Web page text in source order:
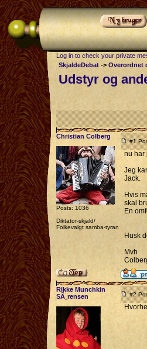
Log in to check your private
SkjaldeDebat -> Overordnet
Udstyr og
Christian Colberg
Posts: 1036
Diktator-skjald/
Folkevalgt samba-tyran
#1
nu har
Jeg
Jack.
Hvis
skal
En
Husk
Mvh
Rikke Munchkin
SÃ¸rensen
#2